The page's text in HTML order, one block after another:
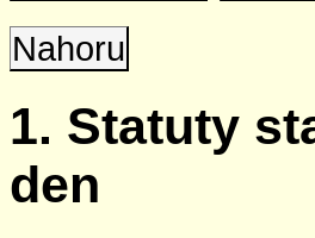
Nahoru
1. Statuty
den